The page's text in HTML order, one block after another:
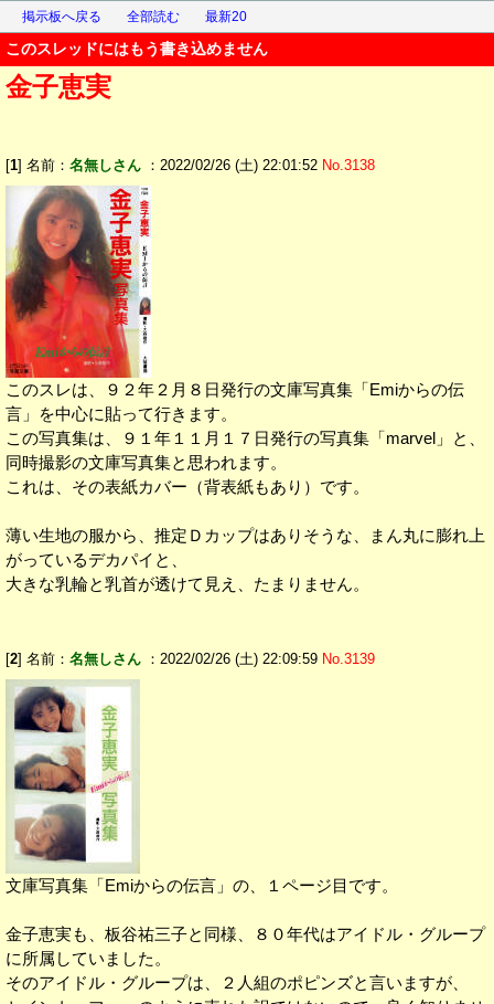
掲示板へ戻る 全部読む 最新20
このスレッドにはもう書き込めません
金子恵実
[1] 名前： 名無しさん ：2022/02/26 (土) 22:01:52 No.3138
このスレは、９２年２月８日発行の文庫写真集「Emiからの伝
言」を中心に貼って行きます。
この写真集は、９１年１１月１７日発行の写真集「marvel」と、
同時撮影の文庫写真集と思われます。
これは、その表紙カバー（背表紙もあり）です。
薄い生地の服から、推定Ｄカップはありそうな、まん丸に膨れ上
がっているデカパイと、
大きな乳輪と乳首が透けて見え、たまりません。
[2] 名前： 名無しさん ：2022/02/26 (土) 22:09:59 No.3139
文庫写真集「Emiからの伝言」の、１ページ目です。
金子恵実も、板谷祐三子と同様、８０年代はアイドル・グループ
に所属していました。
そのアイドル・グループは、２人組のポピンズと言いますが、